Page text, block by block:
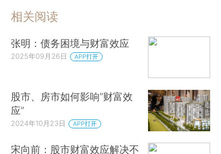
相关阅读
张明：债务困境与财富效应
2025年09月26日 APP打开
股市、房市如何影响“财富效
应”
2024年10月23日 APP打开
宋向前：股市财富效应解决不